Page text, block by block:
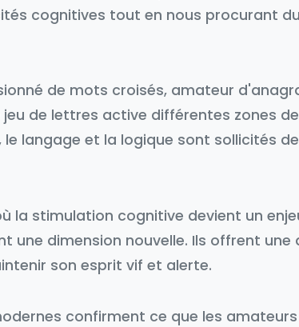
cognitives tout en nous procurant
de mots croisés, amateur
de lettres active différentes zones
langage et la logique sont sollicités
la stimulation cognitive devient un
une dimension nouvelle. Ils offrent une
son esprit vif et alerte.
confirment ce que les